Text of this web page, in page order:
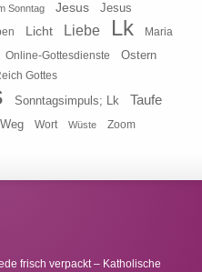
Sonntag Jesus
Jesus
Licht Liebe Lk Maria
Online-Gottesdienste Ostern
Gottes
Sonntagsimpuls; Lk Taufe
Weg Wort Wüste Zoom
frisch verpackt – Katholische